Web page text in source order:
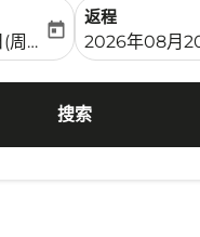
date-aria-label
周四)
today
返程
fc-booking-
2026年08月
搜索